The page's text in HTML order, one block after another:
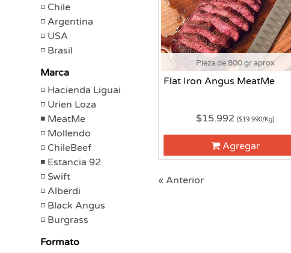
Chile
Argentina
USA
Brasil
Marca
Hacienda Liguai
Urien Loza
MeatMe
Mollendo
ChileBeef
Estancia 92
Swift
Alberdi
Black Angus
Burgrass
Formato
Pieza de 800 gr aprox
Flat Iron Angus MeatMe
$15.992($19.990/Kg)
Agregar
« Anterior